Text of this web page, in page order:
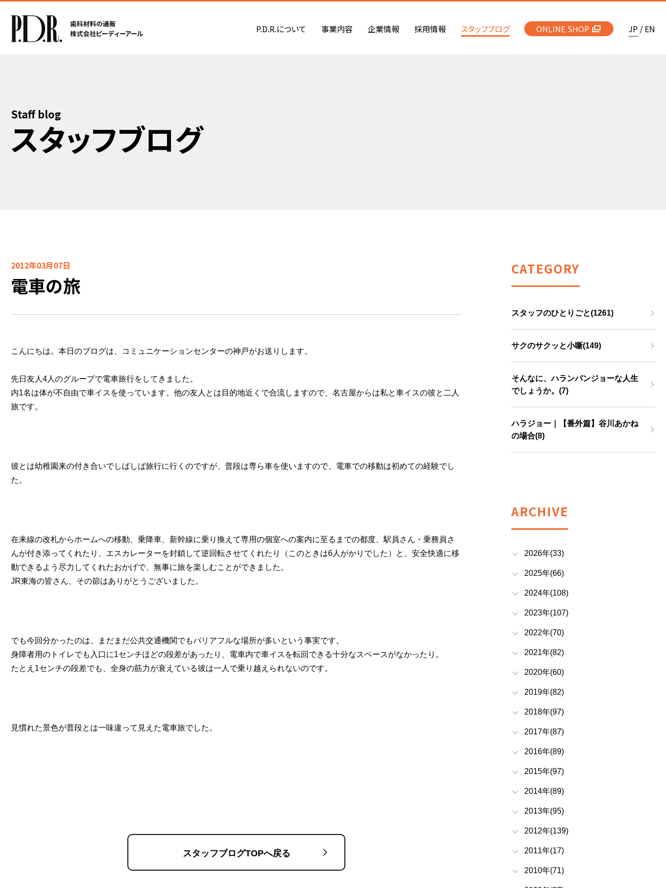
P.D.R.について 事業内容 企業情報 採用情報 スタッフブログ ONLINE SHOP JP / EN
Staff blog
スタッフブログ
2012年03月07日
電車の旅
こんにちは。本日のブログは、コミュニケーションセンターの神戸がお送りします。
先日友人4人のグループで電車旅行をしてきました。
内1名は体が不自由で車イスを使っています。他の友人とは目的地近くで合流しますので、名古屋からは私と車イスの彼と二人
旅です。
彼とは幼稚園来の付き合いでしばしば旅行に行くのですが、普段は専ら車を使いますので、電車での移動は初めての経験でし
た。
在来線の改札からホームへの移動、乗降車、新幹線に乗り換えて専用の個室への案内に至るまでの都度、駅員さん・乗務員さ
んが付き添ってくれたり、エスカレーターを封鎖して逆回転させてくれたり（このときは6人がかりでした）と、安全快適に移
動できるよう尽力してくれたおかげで、無事に旅を楽しむことができました。
JR東海の皆さん、その節はありがとうございました。
でも今回分かったのは、まだまだ公共交通機関でもバリアフルな場所が多いという事実です。
身障者用のトイレでも入口に1センチほどの段差があったり、電車内で車イスを転回できる十分なスペースがなかったり。
たとえ1センチの段差でも、全身の筋力が衰えている彼は一人で乗り越えられないのです。
見慣れた景色が普段とは一味違って見えた電車旅でした。
スタッフブログTOPへ戻る
CATEGORY
スタッフのひとりごと(1261)
サクのサクッと小噺(149)
そんなに、ハランバンジョーな人生
でしょうか。(7)
ハラジョー｜【番外篇】谷川あかね
の場合(8)
ARCHIVE
2026年(33)
2025年(66)
2024年(108)
2023年(107)
2022年(70)
2021年(82)
2020年(60)
2019年(82)
2018年(97)
2017年(87)
2016年(89)
2015年(97)
2014年(89)
2013年(95)
2012年(139)
2011年(17)
2010年(71)